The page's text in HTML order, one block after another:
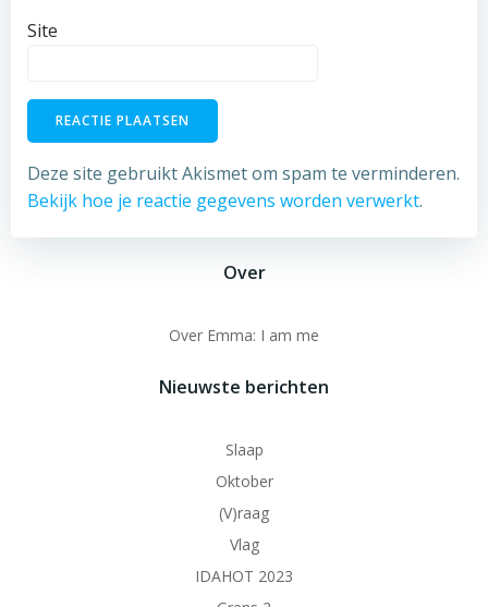
Site
Deze site gebruikt Akismet om spam te verminderen.
Bekijk hoe je reactie gegevens worden verwerkt.
Over
Over Emma: I am me
Nieuwste berichten
Slaap
Oktober
(V)raag
Vlag
IDAHOT 2023